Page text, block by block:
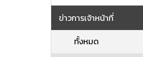
ข่าวการเจ้าหน้าที่
ทั้งหมด